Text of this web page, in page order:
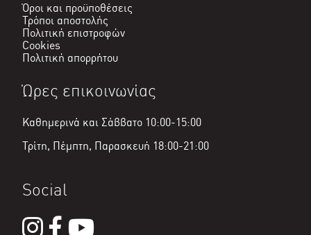
Όροι και προϋποθέσεις
Τρόποι αποστολής
Πολιτική επιστροφών
Cookies
Πολιτική απορρήτου
Ώρες επικοινωνίας
Καθημερινά και Σάββατο 10:00-15:00
Τρίτη, Πέμπτη, Παρασκευή 18:00-21:00
Social